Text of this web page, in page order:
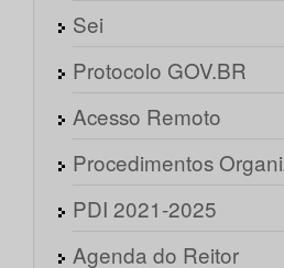
Sei
Protocolo GOV.BR
Acesso Remoto
Procedimentos
PDI 2021-2025
Agenda do Reitor